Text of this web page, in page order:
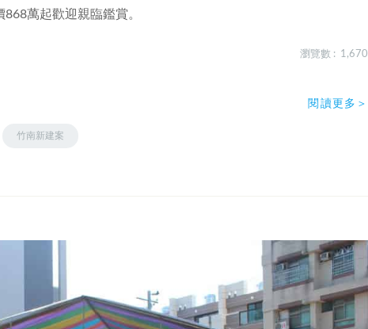
萬起歡迎親臨鑑賞。
瀏覽數 : 1,670
竹南新建案
閱讀更多＞